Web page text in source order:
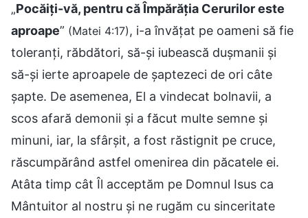
„Pocăiţi-vă, pentru că Împărăţia Cerurilor este
aproape” (Matei 4:17) , i-a învățat pe oameni să fie
toleranți, răbdători, să-și iubească dușmanii și
să-și ierte aproapele de șaptezeci de ori câte
șapte. De asemenea, El a vindecat bolnavii, a
scos afară demonii și a făcut multe semne și
minuni, iar, la sfârșit, a fost răstignit pe cruce,
răscumpărând astfel omenirea din păcatele ei.
Atâta timp cât Îl acceptăm pe Domnul Isus ca
Mântuitor al nostru și ne rugăm cu sinceritate